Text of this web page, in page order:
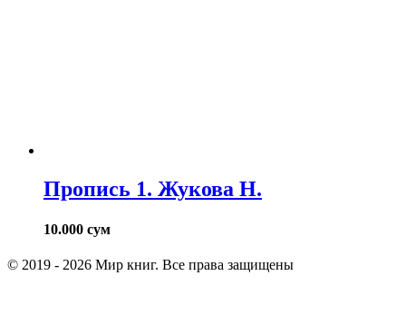
Пропись 1. Жукова Н.
10.000 сум
© 2019 - 2026 Мир книг. Все права защищены